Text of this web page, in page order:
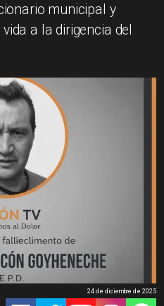
municipal y
a la dirigencia del
24 de diciembre de 2025